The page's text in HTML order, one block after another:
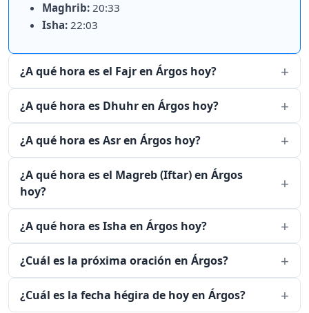
Maghrib: 20:33
Isha: 22:03
¿A qué hora es el Fajr en Árgos hoy?
¿A qué hora es Dhuhr en Árgos hoy?
¿A qué hora es Asr en Árgos hoy?
¿A qué hora es el Magreb (Iftar) en Árgos
hoy?
¿A qué hora es Isha en Árgos hoy?
¿Cuál es la próxima oración en Árgos?
¿Cuál es la fecha hégira de hoy en Árgos?